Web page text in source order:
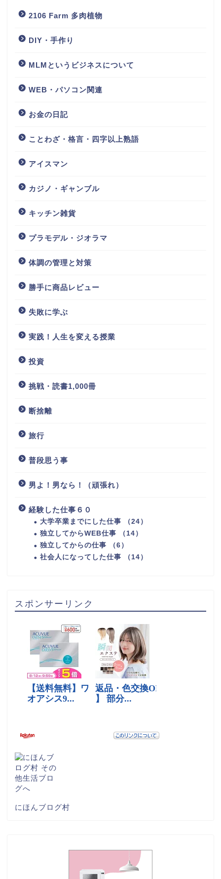
2106 Farm 多肉植物
DIY・手作り
MLMというビジネスについて
WEB・パソコン関連
お金の日記
ことわざ・格言・四字以上熟語
アイスマン
カジノ・ギャンブル
キッチン雑貨
プラモデル・ジオラマ
体調の管理と対策
勝手に商品レビュー
失敗に学ぶ
実践！人生を変える授業
投資
挑戦・読書1,000冊
断捨離
旅行
普段思う事
男よ！男なら！（頑張れ）
経験した仕事６０
大学卒業までにした仕事 （24）
独立してからWEB仕事 （14）
独立してからの仕事 （6）
社会人になってした仕事 （14）
スポンサーリンク
にほんブログ村